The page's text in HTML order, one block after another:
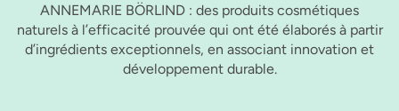
ANNEMARIE BÖRLIND : des produits cosmétiques
naturels à l’efficacité prouvée qui ont été élaborés à partir
d’ingrédients exceptionnels, en associant innovation et
développement durable.